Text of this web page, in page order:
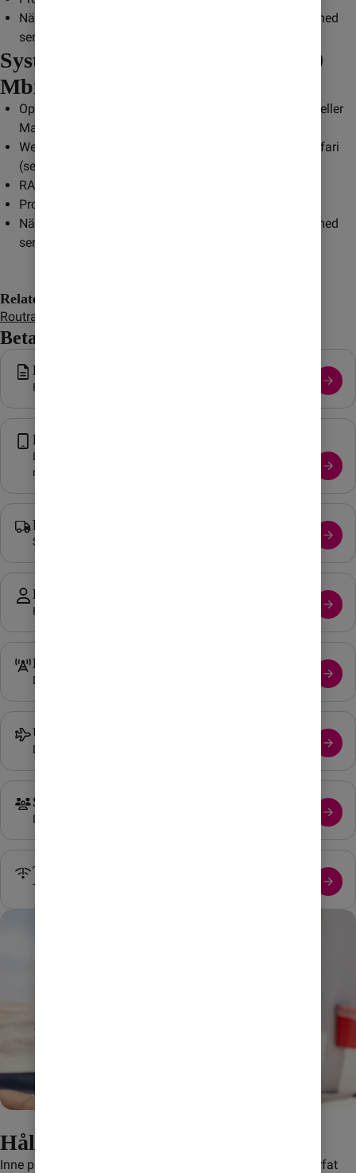
Nätverkskort: Gigabit Ethernet (Ethernet 1000 Mbps) med
senaste drivrutiner samt en CAT5e nätverkskabel
Systemkrav för hastigheter på 100
Mbit/s och 250 Mbit/s
Operativsystem: Windows 10, Windows 8, Windows 7 eller
Mac OS X
Webbläsare: Firefox, Chrome, Internet Explorer eller Safari
(senaste versionen)
RAM-minne: 2 GB
Processor: 2,4 Ghz eller bättre
Nätverkskort: Gigabit Ethernet (Ethernet 1000 Mbps) med
senaste drivrutiner samt en CAT5e nätverkskabel
Relaterade artiklar
Routrar
Betalning & Servicefrågor
Betalning och faktura
Hjälp med betalning och din faktura.
Mobiltelefoni
Läs om eSIM, telefonsvarare och andra smarta
mobilfunktioner.
Leverans
Spåra ditt paket eller läs mer om leveransprocessen.
Mitt konto och Appen
Hjälp med Mitt konto och Comviq-appen.
Driftinformation
Driftstatus i vårt mobilnät.
Utland
Din tjänst till och i utlandet.
Säkerhet
Läs mer om din säkerhet online.
Täckningskarta
Täckning i det mobila nätet 4G/5G
Håll koll på din surf
Inne på Mitt Konto kan du enkelt se hur mycket du har surfat